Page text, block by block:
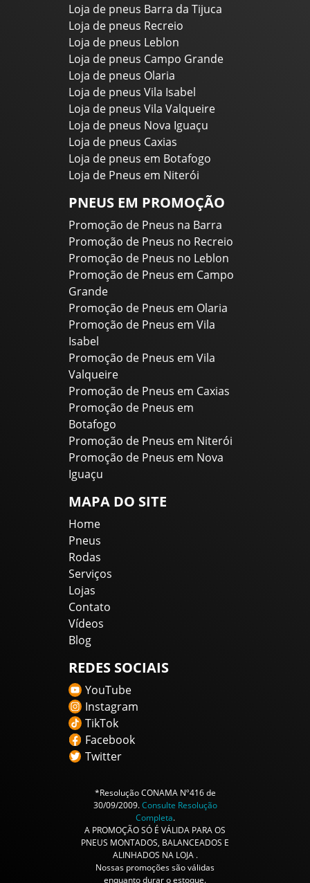
Loja de pneus Barra da Tijuca
Loja de pneus Recreio
Loja de pneus Leblon
Loja de pneus Campo Grande
Loja de pneus Olaria
Loja de pneus Vila Isabel
Loja de pneus Vila Valqueire
Loja de pneus Nova Iguaçu
Loja de pneus Caxias
Loja de pneus em Botafogo
Loja de Pneus em Niterói
PNEUS EM PROMOÇÃO
Promoção de Pneus na Barra
Promoção de Pneus no Recreio
Promoção de Pneus no Leblon
Promoção de Pneus em Campo
Grande
Promoção de Pneus em Olaria
Promoção de Pneus em Vila
Isabel
Promoção de Pneus em Vila
Valqueire
Promoção de Pneus em Caxias
Promoção de Pneus em
Botafogo
Promoção de Pneus em Niterói
Promoção de Pneus em Nova
Iguaçu
MAPA DO SITE
Home
Pneus
Rodas
Serviços
Lojas
Contato
Vídeos
Blog
REDES SOCIAIS
YouTube
Instagram
TikTok
Facebook
Twitter
*Resolução CONAMA Nº416 de
30/09/2009.Consulte Resolução
Completa.
A PROMOÇÃO SÓ É VÁLIDA PARA OS
PNEUS MONTADOS, BALANCEADOS E
ALINHADOS NA LOJA .
Nossas promoções são válidas
enquanto durar o estoque.